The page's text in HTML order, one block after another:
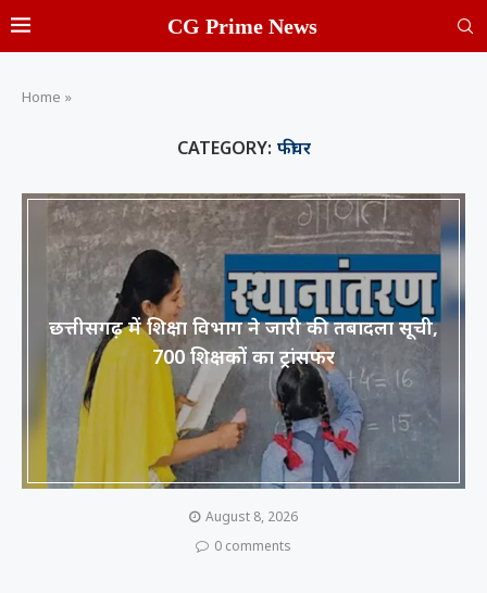
CG Prime News
Home »
CATEGORY: फीचर
छत्तीसगढ़ में शिक्षा विभाग ने जारी की तबादला सूची,
700 शिक्षकों का ट्रांसफर
August 8, 2026
0 comments